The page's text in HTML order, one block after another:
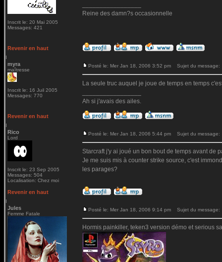
Inscrit le: 20 Mai 2005
Messages: 421
Reine des damn?s occasionnelle
Revenir en haut
myra
maîtresse
Inscrit le: 16 Juil 2005
Messages: 770
Posté le: Mer Jan 18, 2006 3:52 pm Sujet du message:
La seule truc auquel je joue de temps en temps
Ah si j'avais des ailes.
Revenir en haut
Rico
Lord
Inscrit le: 23 Sep 2005
Messages: 504
Localisation: Chez moi
Posté le: Mer Jan 18, 2006 5:44 pm Sujet du message:
Starcraft j'y ai joué un bon bout de temps avant de
Je me suis mis à counter strike source, c'est
les parages?
Revenir en haut
Jules
Femme Fatale
Posté le: Mer Jan 18, 2006 9:14 pm Sujet du message:
Hormis painkiller, teken3 version démo et serious